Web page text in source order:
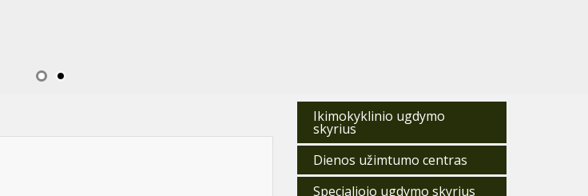
Ikimokyklinio ugdymo
skyrius
Dienos užimtumo centras
Specialiojo ugdymo skyrius